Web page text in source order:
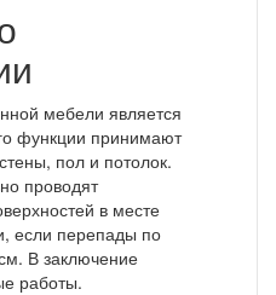
мебели является
функции принимают
пол и потолок.
проводят
в месте
если перепады по
В заключение
работы.